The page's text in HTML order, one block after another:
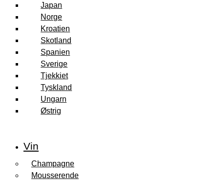
Japan
Norge
Kroatien
Skotland
Spanien
Sverige
Tjekkiet
Tyskland
Ungarn
Østrig
Vin
Champagne
Mousserende